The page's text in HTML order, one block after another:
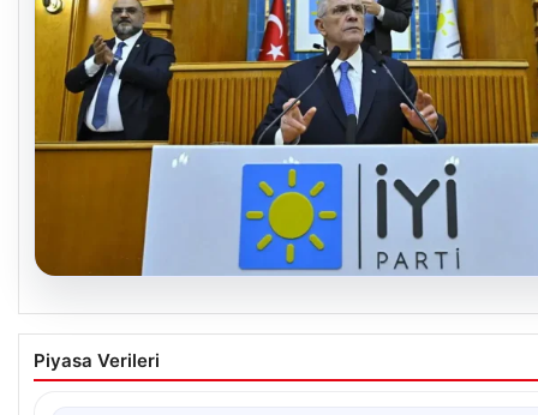
İYİ Parti’den ‘çerçeve yasa’ teklifi için
Komisyonuna başvuru
Piyasa Verileri